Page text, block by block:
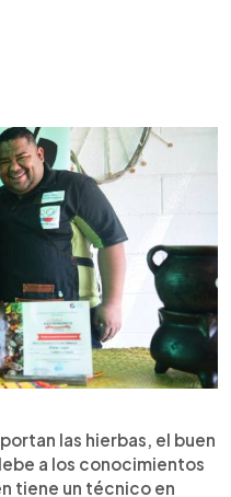
las hierbas, el buen
a los conocimientos
tiene un técnico en